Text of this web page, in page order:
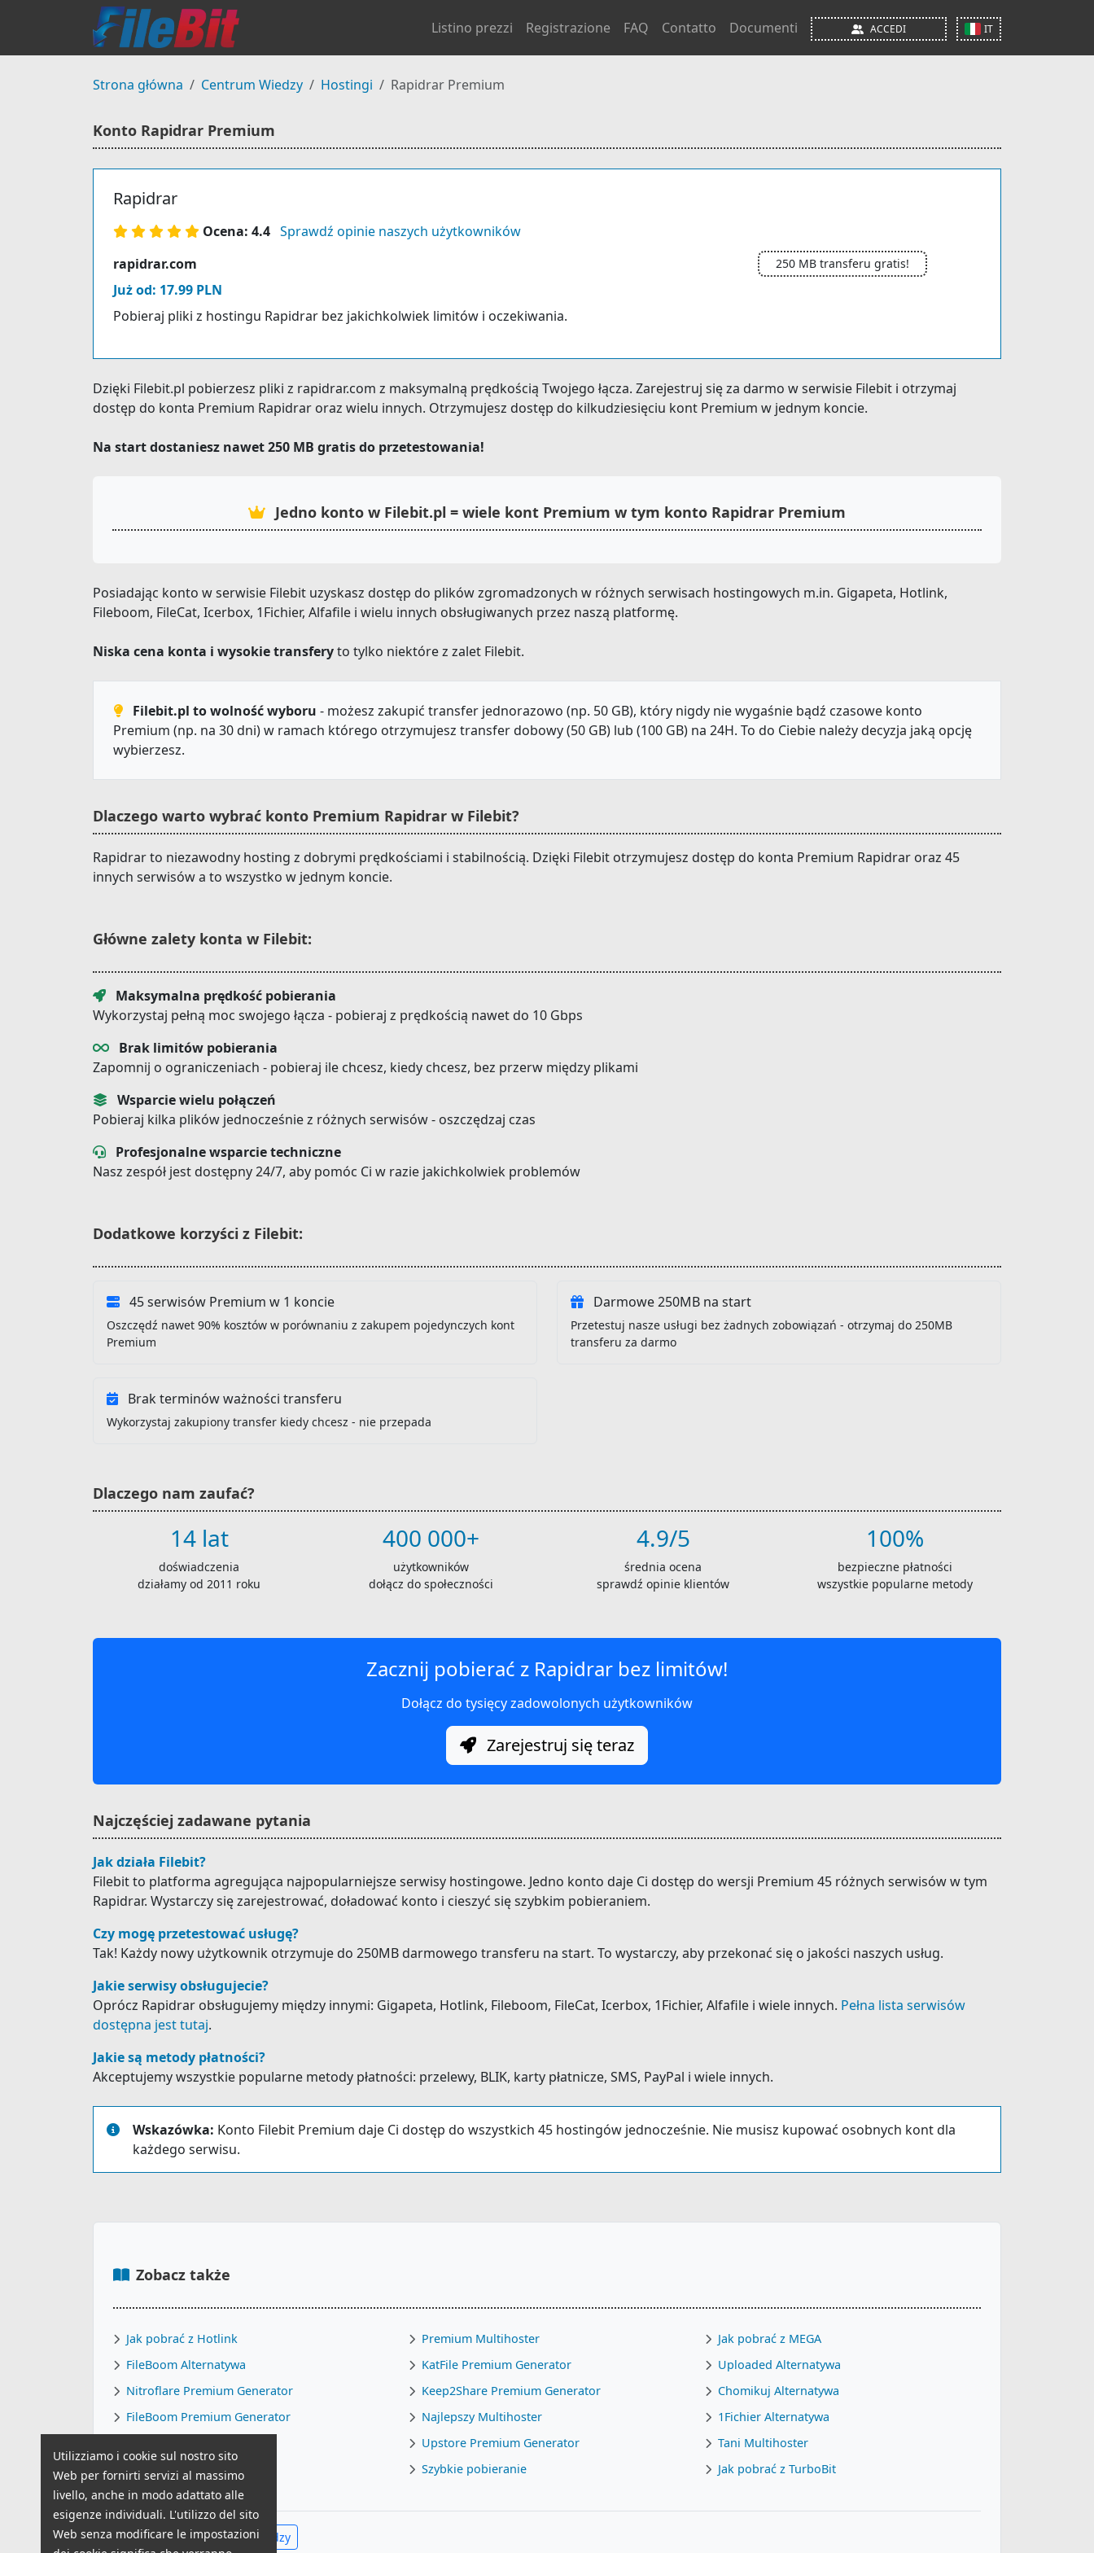
Listino prezzi Registrazione FAQ Contatto Documenti ACCEDI IT
Strona główna Centrum Wiedzy Hostingi Rapidrar Premium
Konto Rapidrar Premium
Rapidrar
Ocena: 4.4 Sprawdź opinie naszych użytkowników
rapidrar.com
Już od: 17.99 PLN
Pobieraj pliki z hostingu Rapidrar bez jakichkolwiek limitów i oczekiwania.
250 MB transferu gratis!
Dzięki Filebit.pl pobierzesz pliki z rapidrar.com z maksymalną prędkością Twojego łącza. Zarejestruj się za darmo w serwisie Filebit i otrzymaj
dostęp do konta Premium Rapidrar oraz wielu innych. Otrzymujesz dostęp do kilkudziesięciu kont Premium w jednym koncie.
Na start dostaniesz nawet 250 MB gratis do przetestowania!
Jedno konto w Filebit.pl = wiele kont Premium w tym konto Rapidrar Premium
Posiadając konto w serwisie Filebit uzyskasz dostęp do plików zgromadzonych w różnych serwisach hostingowych m.in. Gigapeta, Hotlink,
Fileboom, FileCat, Icerbox, 1Fichier, Alfafile i wielu innych obsługiwanych przez naszą platformę.
Niska cena konta i wysokie transferyto tylko niektóre z zalet Filebit.
Filebit.pl to wolność wyboru - możesz zakupić transfer jednorazowo (np. 50 GB), który nigdy nie wygaśnie bądź czasowe konto
Premium (np. na 30 dni) w ramach którego otrzymujesz transfer dobowy (50 GB) lub (100 GB) na 24H. To do Ciebie należy decyzja jaką opcję
wybierzesz.
Dlaczego warto wybrać konto Premium Rapidrar w Filebit?
Rapidrar to niezawodny hosting z dobrymi prędkościami i stabilnością. Dzięki Filebit otrzymujesz dostęp do konta Premium Rapidrar oraz 45
innych serwisów a to wszystko w jednym koncie.
Główne zalety konta w Filebit:
Maksymalna prędkość pobierania
Wykorzystaj pełną moc swojego łącza - pobieraj z prędkością nawet do 10 Gbps
Brak limitów pobierania
Zapomnij o ograniczeniach - pobieraj ile chcesz, kiedy chcesz, bez przerw między plikami
Wsparcie wielu połączeń
Pobieraj kilka plików jednocześnie z różnych serwisów - oszczędzaj czas
Profesjonalne wsparcie techniczne
Nasz zespół jest dostępny 24/7, aby pomóc Ci w razie jakichkolwiek problemów
Dodatkowe korzyści z Filebit:
45 serwisów Premium w 1 koncie
Oszczędź nawet 90% kosztów w porównaniu z zakupem pojedynczych kont
Premium
Darmowe 250MB na start
Przetestuj nasze usługi bez żadnych zobowiązań - otrzymaj do 250MB
transferu za darmo
Brak terminów ważności transferu
Wykorzystaj zakupiony transfer kiedy chcesz - nie przepada
Dlaczego nam zaufać?
14 lat
doświadczenia
działamy od 2011 roku
400 000+
użytkowników
dołącz do społeczności
4.9/5
średnia ocena
sprawdź opinie klientów
100%
bezpieczne płatności
wszystkie popularne metody
Zacznij pobierać z Rapidrar bez limitów!
Dołącz do tysięcy zadowolonych użytkowników
Zarejestruj się teraz
Najczęściej zadawane pytania
Jak działa Filebit?
Filebit to platforma agregująca najpopularniejsze serwisy hostingowe. Jedno konto daje Ci dostęp do wersji Premium 45 różnych serwisów w tym
Rapidrar. Wystarczy się zarejestrować, doładować konto i cieszyć się szybkim pobieraniem.
Czy mogę przetestować usługę?
Tak! Każdy nowy użytkownik otrzymuje do 250MB darmowego transferu na start. To wystarczy, aby przekonać się o jakości naszych usług.
Jakie serwisy obsługujecie?
Oprócz Rapidrar obsługujemy między innymi: Gigapeta, Hotlink, Fileboom, FileCat, Icerbox, 1Fichier, Alfafile i wiele innych. Pełna lista serwisów
dostępna jest tutaj.
Jakie są metody płatności?
Akceptujemy wszystkie popularne metody płatności: przelewy, BLIK, karty płatnicze, SMS, PayPal i wiele innych.
Wskazówka: Konto Filebit Premium daje Ci dostęp do wszystkich 45 hostingów jednocześnie. Nie musisz kupować osobnych kont dla
każdego serwisu.
Zobacz także
Jak pobrać z Hotlink
FileBoom Alternatywa
Nitroflare Premium Generator
FileBoom Premium Generator
MEGA Alternatywa
Premium Multihoster
KatFile Premium Generator
Keep2Share Premium Generator
Najlepszy Multihoster
Upstore Premium Generator
Szybkie pobieranie
Jak pobrać z MEGA
Uploaded Alternatywa
Chomikuj Alternatywa
1Fichier Alternatywa
Tani Multihoster
Jak pobrać z TurboBit
Zobacz całe Centrum Wiedzy
Utilizziamo i cookie sul nostro sito
Web per fornirti servizi al massimo
livello, anche in modo adattato alle
esigenze individuali. L'utilizzo del sito
Web senza modificare le impostazioni